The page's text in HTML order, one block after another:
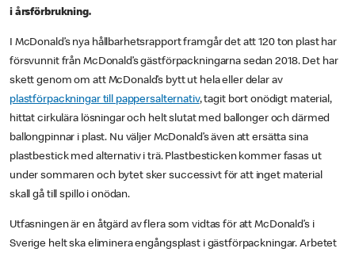
i årsförbrukning.
I McDonald’s nya hållbarhetsrapport framgår det att 120 ton plast har
försvunnit från McDonald’s gästförpackningarna sedan 2018. Det har
skett genom om att McDonald’s bytt ut hela eller delar av
plastförpackningar till pappersalternativ, tagit bort onödigt material,
hittat cirkulära lösningar och helt slutat med ballonger och därmed
ballongpinnar i plast. Nu väljer McDonald’s även att ersätta sina
plastbestick med alternativ i trä. Plastbesticken kommer fasas ut
under sommaren och bytet sker successivt för att inget material
skall gå till spillo i onödan.
Utfasningen är en åtgärd av flera som vidtas för att McDonald’s i
Sverige helt ska eliminera engångsplast i gästförpackningar. Arbetet